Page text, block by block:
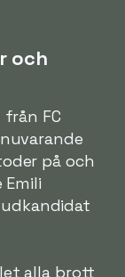
och
FC
på och
alla brott